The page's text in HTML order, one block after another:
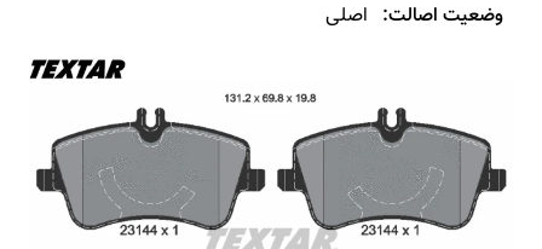
وضعیت اصالت: اصلی